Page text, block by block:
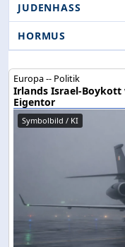
JUDENHASS
HORMUS
Europa -- Politik
Irlands Israel-Boykott
Eigentor
Symbolbild / KI